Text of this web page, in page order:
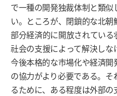
で一種の開発独裁体制と類
い。ところが、閉鎖的な北
部分経済的に開放されてい
社会の支援によって解決しな
今後本格的な市場化や経済
の協力がより必要である。
るために、ある程度は外部